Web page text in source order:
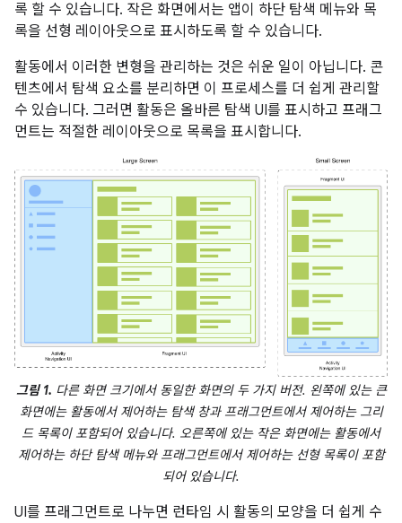
록 할 수 있습니다. 작은 화면에서는 앱이 하단 탐색 메뉴와 목
록을 선형 레이아웃으로 표시하도록 할 수 있습니다.
활동에서 이러한 변형을 관리하는 것은 쉬운 일이 아닙니다. 콘
텐츠에서 탐색 요소를 분리하면 이 프로세스를 더 쉽게 관리할
수 있습니다. 그러면 활동은 올바른 탐색 UI를 표시하고 프래그
먼트는 적절한 레이아웃으로 목록을 표시합니다.
그림 1. 다른 화면 크기에서 동일한 화면의 두 가지 버전. 왼쪽에 있는 큰
화면에는 활동에서 제어하는 탐색 창과 프래그먼트에서 제어하는 그리
드 목록이 포함되어 있습니다. 오른쪽에 있는 작은 화면에는 활동에서
제어하는 하단 탐색 메뉴와 프래그먼트에서 제어하는 선형 목록이 포함
되어 있습니다.
UI를 프래그먼트로 나누면 런타임 시 활동의 모양을 더 쉽게 수